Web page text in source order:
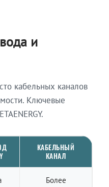
и
кабельных каналов
Ключевые
КАБЕЛЬНЫЙ
КАНАЛ
Более